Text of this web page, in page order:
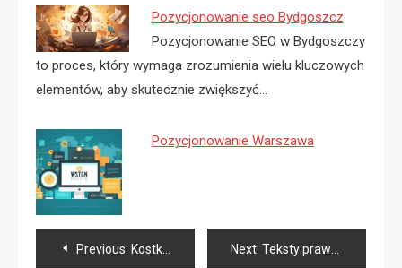
Pozycjonowanie seo Bydgoszcz
Pozycjonowanie SEO w Bydgoszczy
to proces, który wymaga zrozumienia wielu kluczowych
elementów, aby skutecznie zwiększyć…
Pozycjonowanie Warszawa
Nawigacja
Previous: Kostka brukowa Gorzów Next: Teksty prawnicze do tłumaczenia